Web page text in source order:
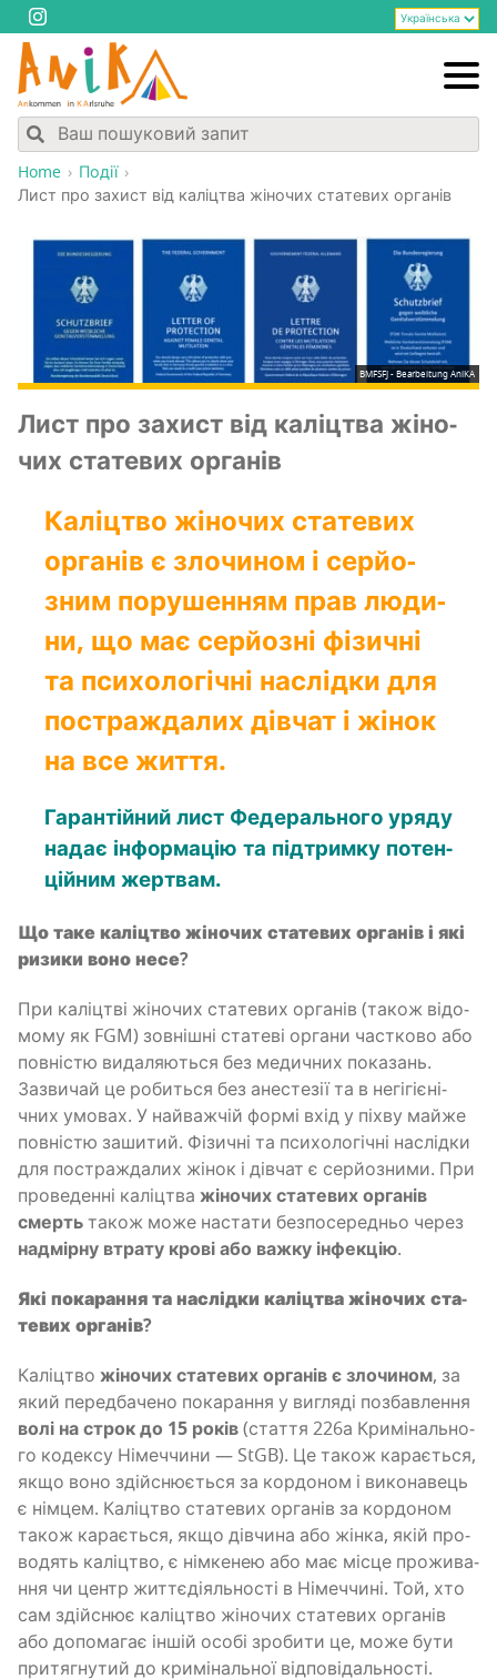
Home
Події
Лист про захист від калі­цтва жіно­чих ста­те­вих органів
BMFSFJ - Bearbeitung AniKA
Лист про захист від калі­цтва жіно­
чих ста­те­вих органів
Калі­цтво жіно­чих ста­те­вих
орга­нів є зло­чи­ном і сер­йо­
зним пору­ше­н­ням прав люди­
ни, що має сер­йо­зні фізи­чні
та пси­хо­ло­гі­чні наслід­ки для
постра­жда­лих дів­чат і жінок
на все життя.
Гаран­тій­ний лист Феде­раль­но­го уря­ду
надає інфор­ма­цію та під­трим­ку потен­
цій­ним жертвам.
Що таке калі­цтво жіно­чих ста­те­вих орга­нів і які
ризи­ки воно несе?
При калі­цтві жіно­чих ста­те­вих орга­нів (також відо­
мо­му як FGM) зов­ні­шні ста­те­ві орга­ни час­тко­во або
пов­ні­стю вида­ля­ю­ться без меди­чних пока­зань.
Зазви­чай це роби­ться без ане­сте­зії та в негі­гі­є­ні­
чних умо­вах. У най­важ­чій фор­мі вхід у піхву май­же
пов­ні­стю заши­тий. Фізи­чні та пси­хо­ло­гі­чні наслід­ки
для постра­жда­лих жінок і дів­чат є сер­йо­зни­ми. При
про­ве­ден­ні калі­цтва жіно­чих ста­те­вих орга­нів
смертьтакож може наста­ти без­по­се­ре­дньо через
надмір­ну втра­ту кро­ві або важ­ку інфе­кцію.
Які пока­ра­н­ня та наслід­ки калі­цтва жіно­чих ста­
те­вих органів?
Калі­цтво жіно­чих ста­те­вих орга­нів є зло­чи­ном, за
який перед­ба­че­но пока­ра­н­ня у вигля­ді позбав­ле­н­ня
волі на строк до 15 років(ста­т­тя 226а Кри­мі­наль­но­
го коде­ксу Німеч­чи­ни — StGB). Це також кара­є­ться,
якщо воно здій­сню­є­ться за кор­до­ном і вико­на­вець
є нім­цем. Калі­цтво ста­те­вих орга­нів за кор­до­ном
також кара­є­ться, якщо дів­чи­на або жін­ка, якій про­
во­дять калі­цтво, є нім­ке­нею або має місце про­жи­ва­
н­ня чи центр жит­тє­ді­яль­но­сті в Німеч­чи­ні. Той, хто
сам здій­снює калі­цтво жіно­чих ста­те­вих орга­нів
або допо­ма­гає іншій осо­бі зро­би­ти це, може бути
при­тя­гну­тий до кри­мі­наль­ної від­по­від­аль­но­сті.